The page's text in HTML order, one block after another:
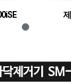
, 저소음 발